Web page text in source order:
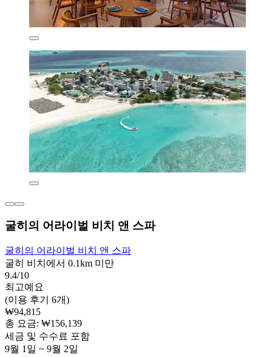
굴히의 어라이벌 비치 앤 스파
굴히의 어라이벌 비치 앤 스파
굴히 비치에서 0.1km 미만
9.4/10
최고예요
(이용 후기 6개)
₩94,815
총 요금: ₩156,139
세금 및 수수료 포함
9월 1일 ~ 9월 2일